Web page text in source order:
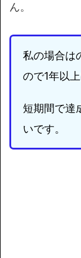
ん。
私の場合は
ので1年以
短期間で達
いです。